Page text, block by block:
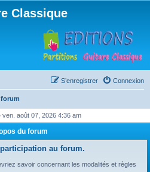
Classique
Connexion
S’enregistrer
ven. août 07, 2026 4:36 am
du forum
au forum.
savoir concernant les modalités et règles